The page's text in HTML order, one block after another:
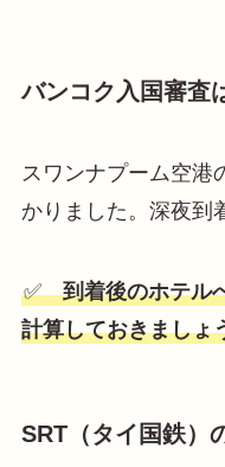
バンコク入国審査
スワンナプーム空港
かりました。深夜到
✅到着後のホテル
計算しておきましょ
SRT（タイ国鉄）